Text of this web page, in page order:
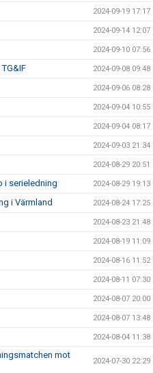
2024-09-19 17:17
2024-09-14 12:07
2024-09-10 07:56
2024-09-08 09:48
2024-09-06 08:28
2024-09-04 10:55
2024-09-04 08:17
2024-09-03 21:34
2024-08-29 20:51
i serieledning 2024-08-29 19:13
i Värmland 2024-08-24 17:25
2024-08-23 21:48
2024-08-19 11:09
2024-08-16 11:52
2024-08-11 07:30
2024-08-07 20:00
2024-08-07 13:48
2024-08-04 11:38
mot
2024-07-30 22:29